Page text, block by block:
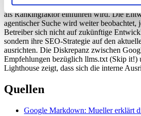
Es ist unwahrscheinlich, dass Google in
als Rankingfaktor einführen wird. Die
agentischer Suche wird weiter beobachtet,
Betreiber sich nicht auf zukünftige
sondern ihre SEO-Strategie auf den
ausrichten. Die Diskrepanz zwischen
Empfehlungen bezüglich llms.txt (Skip it!)
Lighthouse zeigt, dass sich die interne
Quellen
Google Markdown: Mueller erklärt